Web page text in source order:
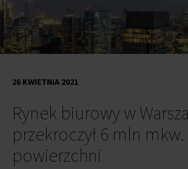
Rynek biurowy w
przekroczył 6 mln mkw.
powierzchni
26 KWIETNIA 2021